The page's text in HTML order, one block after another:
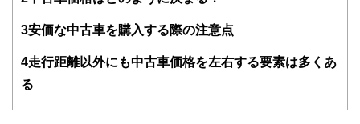
験者で構成され、企画立案から記事掲載まですべての工程に
護士、税理士、宅地建物取引士、相続診断士、住宅ローンア
3安価な中古車を購入する際の注意点
4走行距離以外にも中古車価格を左右する要素は多くあ
る